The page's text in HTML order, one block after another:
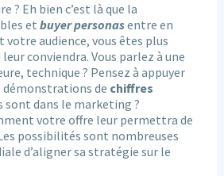
? Eh bien c’est là que la
et buyer personasentre en
votre audience, vous êtes plus
conviendra. Vous parlez à une
technique ? Pensez à appuyer
de chiffres
sont dans le marketing ?
votre offre leur permettra de
possibilités sont nombreuses
d’aligner sa stratégie sur le